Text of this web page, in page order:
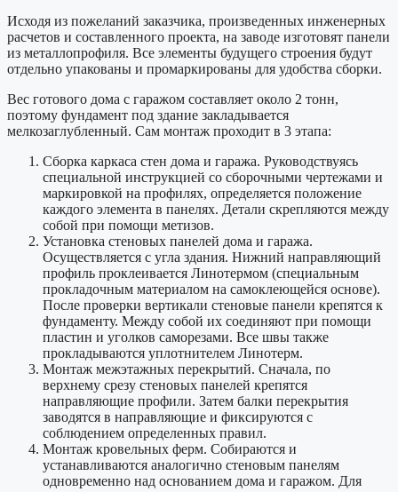
Исходя из пожеланий заказчика, произведенных инженерных
расчетов и составленного проекта, на заводе изготовят панели
из металлопрофиля. Все элементы будущего строения будут
отдельно упакованы и промаркированы для удобства сборки.
Вес готового дома с гаражом составляет около 2 тонн,
поэтому фундамент под здание закладывается
мелкозаглубленный. Сам монтаж проходит в 3 этапа:
Сборка каркаса стен дома и гаража. Руководствуясь
специальной инструкцией со сборочными чертежами и
маркировкой на профилях, определяется положение
каждого элемента в панелях. Детали скрепляются между
собой при помощи метизов.
Установка стеновых панелей дома и гаража.
Осуществляется с угла здания. Нижний направляющий
профиль проклеивается Линотермом (специальным
прокладочным материалом на самоклеющейся основе).
После проверки вертикали стеновые панели крепятся к
фундаменту. Между собой их соединяют при помощи
пластин и уголков саморезами. Все швы также
прокладываются уплотнителем Линотерм.
Монтаж межэтажных перекрытий. Сначала, по
верхнему срезу стеновых панелей крепятся
направляющие профили. Затем балки перекрытия
заводятся в направляющие и фиксируются с
соблюдением определенных правил.
Монтаж кровельных ферм. Собираются и
устанавливаются аналогично стеновым панелям
одновременно над основанием дома и гаражом. Для